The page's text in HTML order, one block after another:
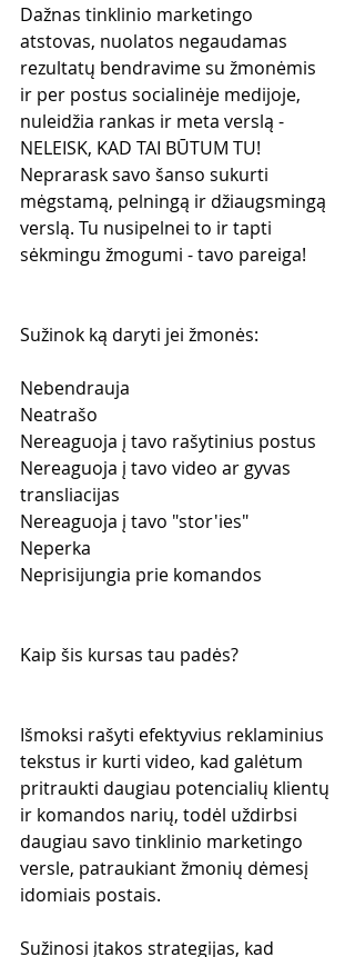
Dažnas tinklinio marketingo
atstovas, nuolatos negaudamas
rezultatų bendravime su žmonėmis
ir per postus socialinėje medijoje,
nuleidžia rankas ir meta verslą -
NELEISK, KAD TAI BŪTUM TU!
Neprarask savo šanso sukurti
mėgstamą, pelningą ir džiaugsmingą
verslą. Tu nusipelnei to ir tapti
sėkmingu žmogumi - tavo pareiga!
Sužinok ką daryti jei žmonės:
Nebendrauja
Neatrašo
Nereaguoja į tavo rašytinius postus
Nereaguoja į tavo video ar gyvas
transliacijas
Nereaguoja į tavo "stor'ies"
Neperka
Neprisijungia prie komandos
Kaip šis kursas tau padės?
Išmoksi rašyti efektyvius reklaminius
tekstus ir kurti video, kad galėtum
pritraukti daugiau potencialių klientų
ir komandos narių, todėl uždirbsi
daugiau savo tinklinio marketingo
versle, patraukiant žmonių dėmesį
idomiais postais.
Sužinosi įtakos strategijas, kad